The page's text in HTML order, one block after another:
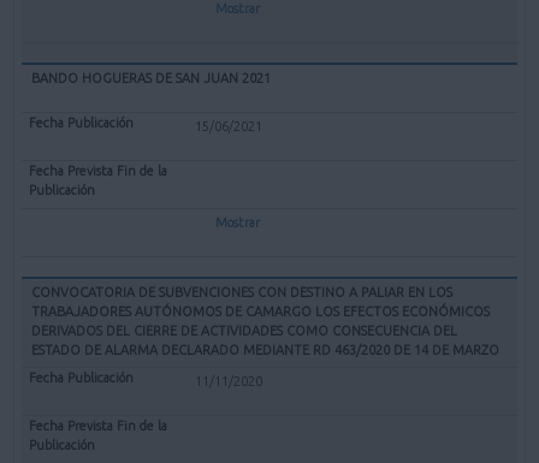
Mostrar
BANDO HOGUERAS DE SAN JUAN 2021
15/06/2021
Mostrar
CONVOCATORIA DE SUBVENCIONES CON DESTINO A PALIAR EN LOS
TRABAJADORES AUTÓNOMOS DE CAMARGO LOS EFECTOS ECONÓMICOS
DERIVADOS DEL CIERRE DE ACTIVIDADES COMO CONSECUENCIA DEL
ESTADO DE ALARMA DECLARADO MEDIANTE RD 463/2020 DE 14 DE MARZO
11/11/2020